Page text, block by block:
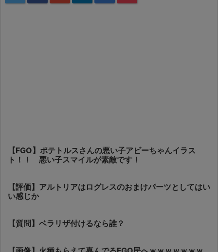
【FGO】ポテトルスさんの悪い子アビーちゃんイラス
ト！！ 悪い子スマイルが素敵です！
【評価】アルトリアはログレスのおまけパーツとしてはい
い感じか
【質問】ベラリザ付けるなら誰？